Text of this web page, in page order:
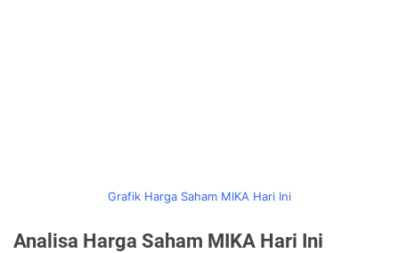
Grafik Harga Saham MIKA Hari Ini
Analisa Harga Saham MIKA Hari Ini